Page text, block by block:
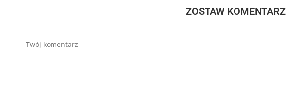
ZOSTAW KOMENTARZ